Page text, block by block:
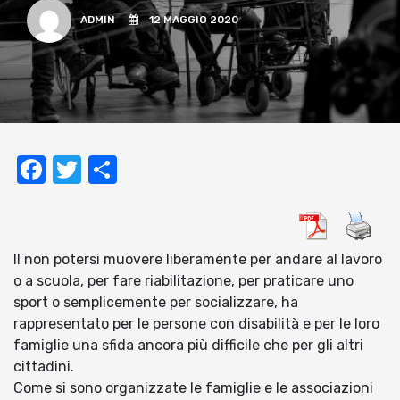
ADMIN 12 MAGGIO 2020
Facebook
Twitter
Il non potersi muovere liberamente per andare al lavoro
o a scuola, per fare riabilitazione, per praticare uno
sport o semplicemente per socializzare, ha
rappresentato per le persone con disabilità e per le loro
famiglie una sfida ancora più difficile che per gli altri
cittadini.
Come si sono organizzate le famiglie e le associazioni